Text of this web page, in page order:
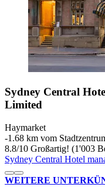
Sydney Central
Limited
Haymarket
‐1.68 km vom
8.8/10 Großartig! (1'003
Sydney Central Hotel
WEITERE